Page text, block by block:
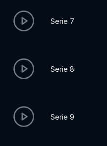
Serie 7
Serie 8
Serie 9